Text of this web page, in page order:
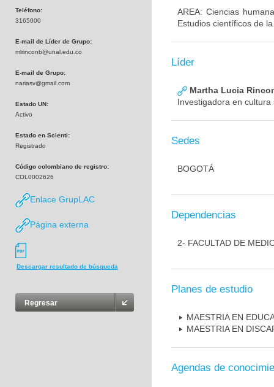
Teléfono:
3165000
E-mail de Líder de Grupo:
mlrinconb@unal.edu.co
E-mail de Grupo:
nariasv@gmail.com
Estado UN:
Activo
Estado en Scienti:
Registrado
Código colombiano de registro:
COL0002626
Enlace GrupLAC
Página externa
Descargar resultado de búsqueda
Regresar
AREA: Ciencias
Estudios científicos de
Líder
Martha Lucia
Investigadora en cultura
Sedes
BOGOTÁ
Dependencias
2- FACULTAD DE
Planes de estudio
MAESTRIA EN
MAESTRIA EN
Agendas de